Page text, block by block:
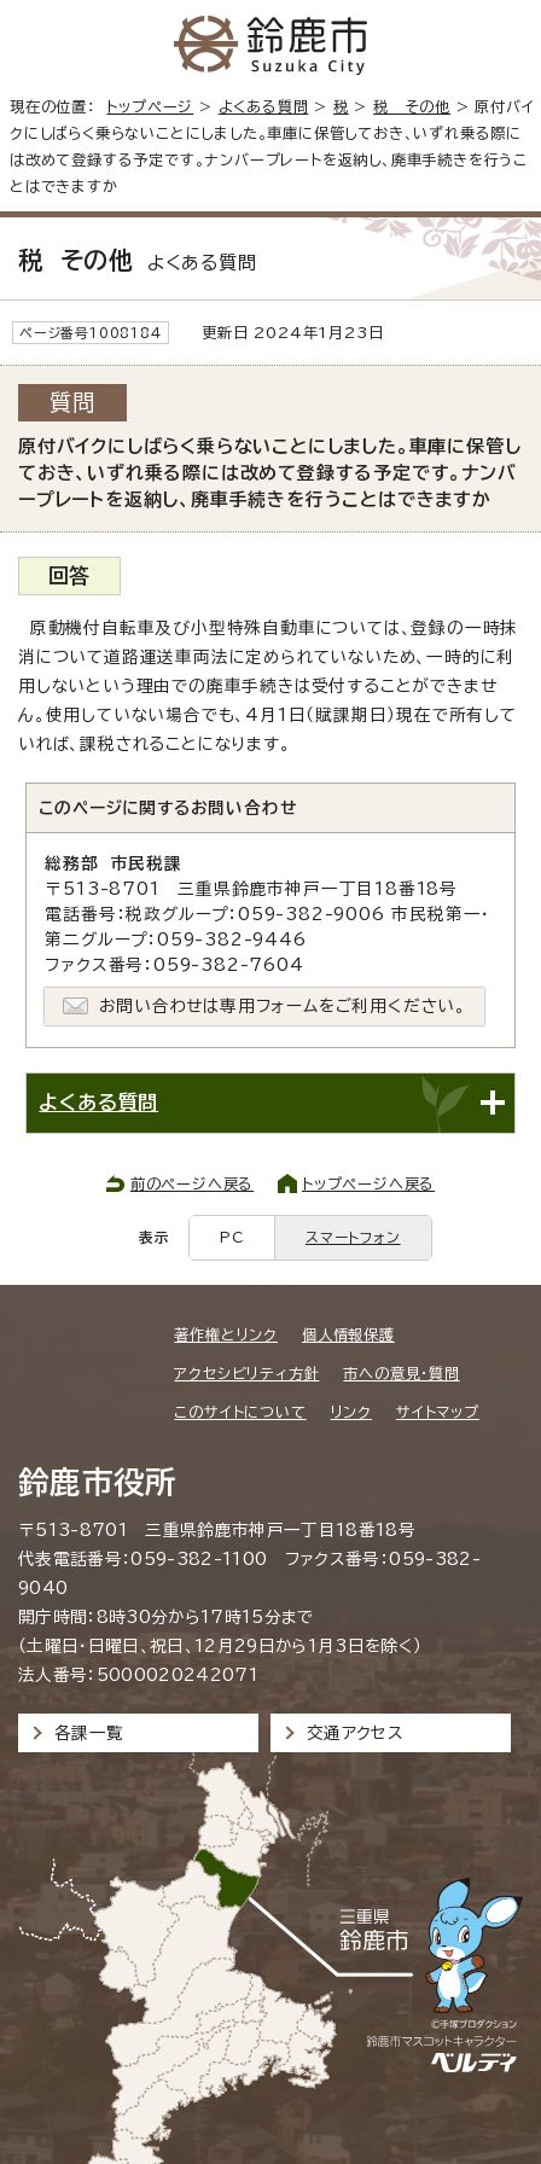
現在の位置： トップページ > よくある質問 > 税 >税 その他
> 原付バイ
クにしばらく乗らないことにしました。車庫に保管しておき、いずれ乗る際に
は改めて登録する予定です。ナンバープレートを返納し、廃車手続きを行うこ
とはできますか
税 その他 よくある質問
ページ番号1008184 更新日 2024年1月23日
質問
原付バイクにしばらく乗らないことにしました。車庫に保管し
ておき、いずれ乗る際には改めて登録する予定です。ナンバ
ープレートを返納し、廃車手続きを行うことはできますか
回答
原動機付自転車及び小型特殊自動車については、登録の一時抹
消について道路運送車両法に定められていないため、一時的に利
用しないという理由での廃車手続きは受付することができませ
ん。使用していない場合でも、4月1日（賦課期日）現在で所有して
いれば、課税されることになります。
このページに関する お問い合わせ
総務部 市民税課
〒513-8701 三重県鈴鹿市神戸一丁目18番18号
電話番号：税政グループ：059-382-9006 市民税第一・
第二グループ：059-382-9446
ファクス番号：059-382-7604
お問い合わせは専用フォームをご利用ください。
よくある質問
前のページへ戻る トップページへ戻る
表示 PC スマートフォン
著作権とリンク 個人情報保護
アクセシビリティ方針 市への意見・質問
このサイトについて リンク サイトマップ
鈴鹿市役所
〒513-8701 三重県鈴鹿市神戸一丁目18番18号
代表電話番号：059-382-1100 ファクス番号：059-382-
9040
開庁時間：8時30分から17時15分まで
（土曜日・日曜日、祝日、12月29日から1月3日を除く）
法人番号：5000020242071
各課一覧 交通アクセス